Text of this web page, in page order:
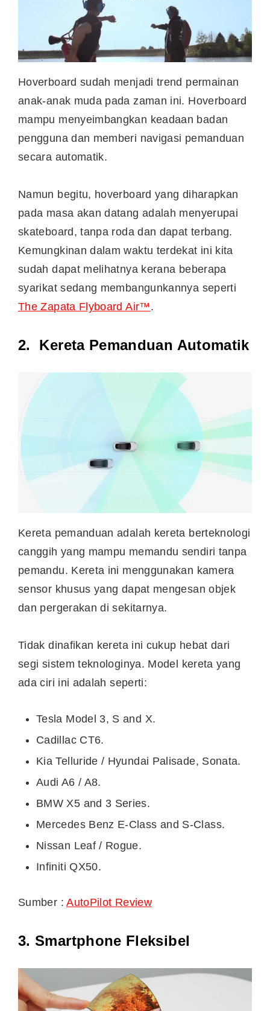
Hoverboard sudah menjadi trend permainan
anak-anak muda pada zaman ini. Hoverboard
mampu menyeimbangkan keadaan badan
pengguna dan memberi navigasi pemanduan
secara automatik.
Namun begitu, hoverboard yang diharapkan
pada masa akan datang adalah menyerupai
skateboard, tanpa roda dan dapat terbang.
Kemungkinan dalam waktu terdekat ini kita
sudah dapat melihatnya kerana beberapa
syarikat sedang membangunkannya seperti
The Zapata Flyboard Air™ .
2. Kereta Pemanduan Automatik
Kereta pemanduan adalah kereta berteknologi
canggih yang mampu memandu sendiri tanpa
pemandu. Kereta ini menggunakan kamera
sensor khusus yang dapat mengesan objek
dan pergerakan di sekitarnya.
Tidak dinafikan kereta ini cukup hebat dari
segi sistem teknologinya. Model kereta yang
ada ciri ini adalah seperti:
Tesla Model 3, S and X.
Cadillac CT6.
Kia Telluride / Hyundai Palisade, Sonata.
Audi A6 / A8.
BMW X5 and 3 Series.
Mercedes Benz E-Class and S-Class.
Nissan Leaf / Rogue.
Infiniti QX50.
Sumber :AutoPilot Review
3. Smartphone Fleksibel